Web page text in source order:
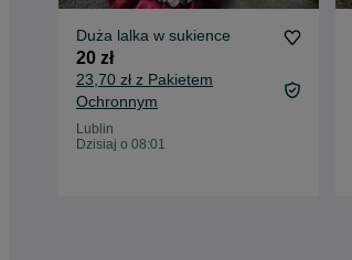
Duża lalka w sukience
20 zł
23,70 zł z Pakietem
Ochronnym
Lublin
Dzisiaj o 08:01